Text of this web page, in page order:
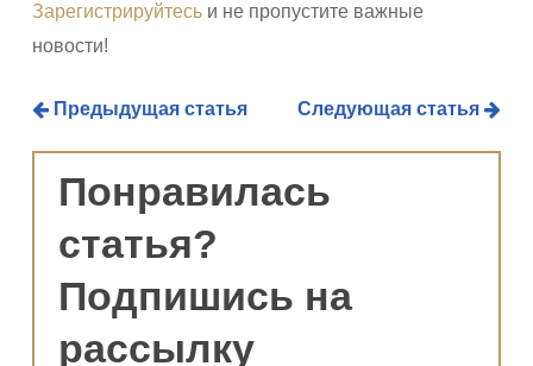
Зарегистрируйтесьи не пропустите важные
новости!
Предыдущая статья Следующая статья
Понравилась
статья?
Подпишись на
рассылку